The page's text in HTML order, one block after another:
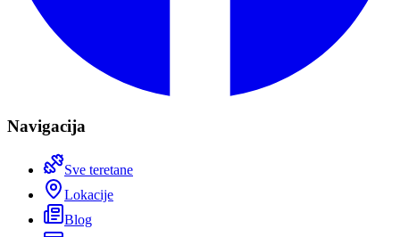
Navigacija
Sve teretane
Lokacije
Blog